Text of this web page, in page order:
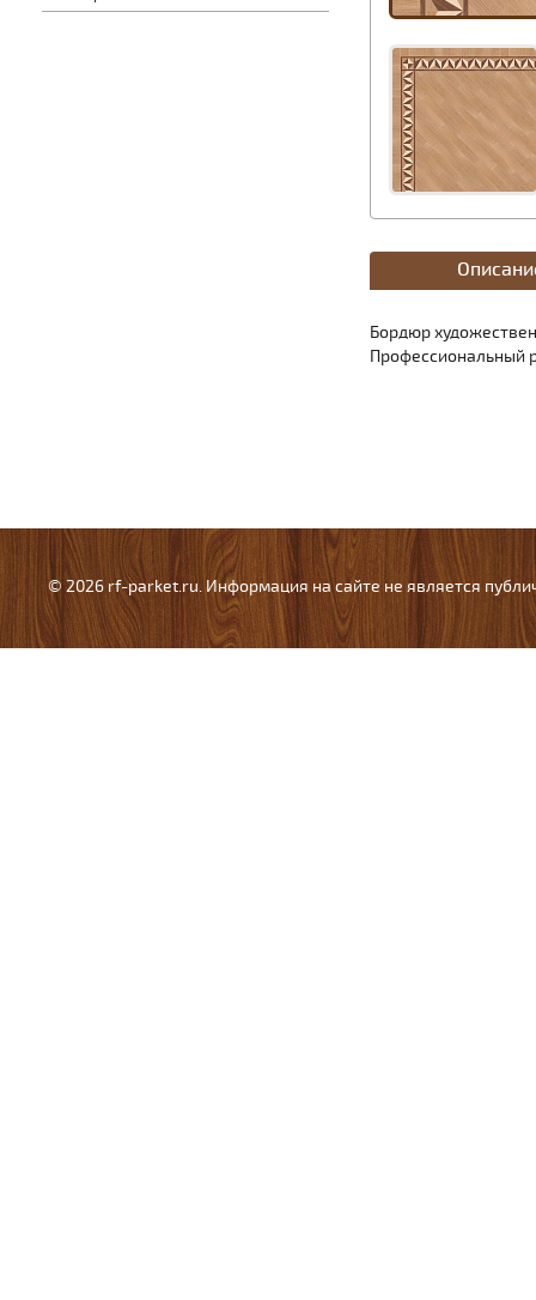
Бордюр
Профессиональный
© 2026 rf-parket.ru. Информация на сайте не является